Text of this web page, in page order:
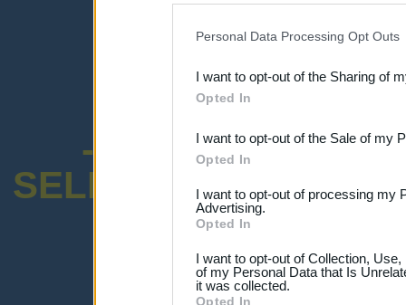
Downstream Participants
third parties.
Personal Data Processing Opt Outs
I want to opt-out of the Sharing of
Opted In
I want to opt-out of the Sale of my
Opted In
I want to opt-out of processing my
Advertising.
Opted In
I want to opt-out of Collection,
of my Personal Data that Is
it was collected.
Opted In
-ENCUESTA
SELECTIVO
¡Advertencia!